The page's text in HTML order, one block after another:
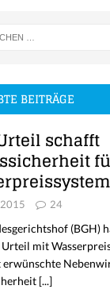
BEITRÄGE
schafft
24
(BGH)
mit
[...]